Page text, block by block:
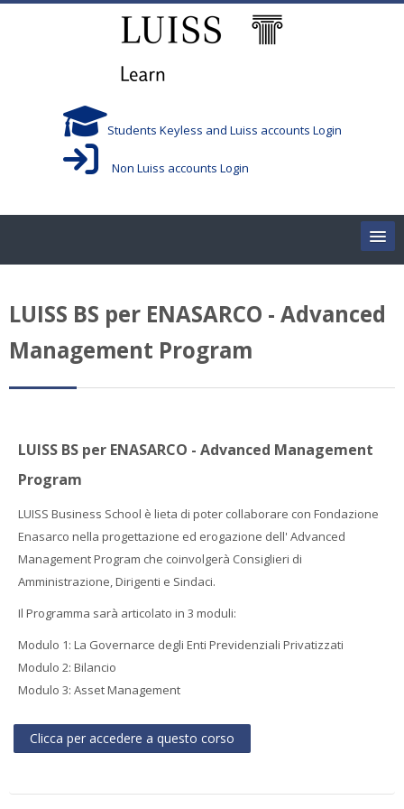
Students Keyless and Luiss accounts Login
Non Luiss accounts Login
Corsi/Courses
Aule/Rooms
Media & Resources
Orario
Help
Supporto IT / IT Support
Cerca
corsi
LUISS BS per ENASARCO - Advanced
Management Program
LUISS BS per ENASARCO - Advanced Management
Program
LUISS Business School è lieta di poter collaborare con Fondazione
Enasarco nella progettazione ed erogazione dell' Advanced
Management Program che coinvolgerà Consiglieri di
Amministrazione, Dirigenti e Sindaci.
Il Programma sarà articolato in 3 moduli:
Modulo 1: La Governarce degli Enti Previdenziali Privatizzati
Modulo 2: Bilancio
Modulo 3: Asset Management
Clicca per accedere a questo corso